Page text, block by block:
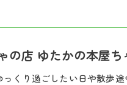
の店 ゆたかの本屋ち
っくり過ごしたい日や散歩